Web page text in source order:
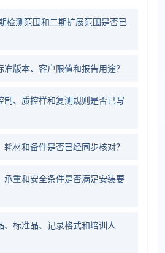
检测范围和二期扩展范围是否已
版本、客户限值和报告用途？
制、质控样和复测规则是否已写
材和备件是否已经同步核对？
承重和安全条件是否满足安装要
、标准品、记录格式和培训人